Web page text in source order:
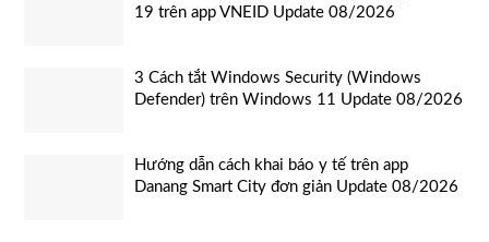
19 trên app VNEID Update 08/2026
3 Cách tắt Windows Security (Windows
Defender) trên Windows 11 Update 08/2026
Hướng dẫn cách khai báo y tế trên app
Danang Smart City đơn giản Update 08/2026